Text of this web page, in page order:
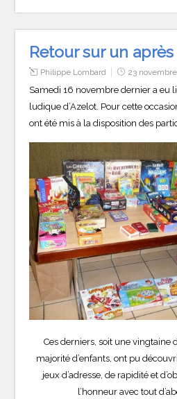
Retour sur un
Philippe Lombard 23
Samedi 16 novembre dernier a eu
ludique d’Azelot. Pour cette
ont été mis à la disposition des
Ces derniers, soit une vingtaine
majorité d’enfants, ont pu
jeux d’adresse, de rapidité et
l’honneur avec tout